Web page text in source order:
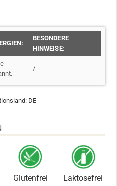
BESONDERE
HINWEISE:
/
DE
Glutenfrei Laktosefrei